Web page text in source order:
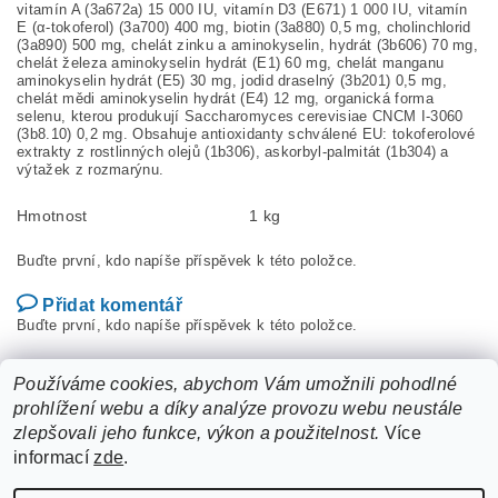
vitamín A (3a672a) 15 000 IU, vitamín D3 (E671) 1 000 IU, vitamín
E (α-tokoferol) (3a700) 400 mg, biotin (3a880) 0,5 mg, cholinchlorid
(3a890) 500 mg, chelát zinku a aminokyselin, hydrát (3b606) 70 mg,
chelát železa aminokyselin hydrát (E1) 60 mg, chelát manganu
aminokyselin hydrát (E5) 30 mg, jodid draselný (3b201) 0,5 mg,
chelát mědi aminokyselin hydrát (E4) 12 mg, organická forma
selenu, kterou produkují Saccharomyces cerevisiae CNCM I-3060
(3b8.10) 0,2 mg. Obsahuje antioxidanty schválené EU: tokoferolové
extrakty z rostlinných olejů (1b306), askorbyl-palmitát (1b304) a
výtažek z rozmarýnu.
Hmotnost 1 kg
Buďte první, kdo napíše příspěvek k této položce.
Přidat komentář
Buďte první, kdo napíše příspěvek k této položce.
Používáme cookies, abychom Vám umožnili pohodlné
prohlížení webu a díky analýze provozu webu neustále
zlepšovali jeho funkce, výkon a použitelnost. Více
informacízde.